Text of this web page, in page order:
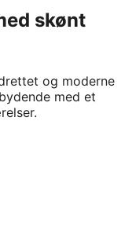
skønt
og moderne
med et